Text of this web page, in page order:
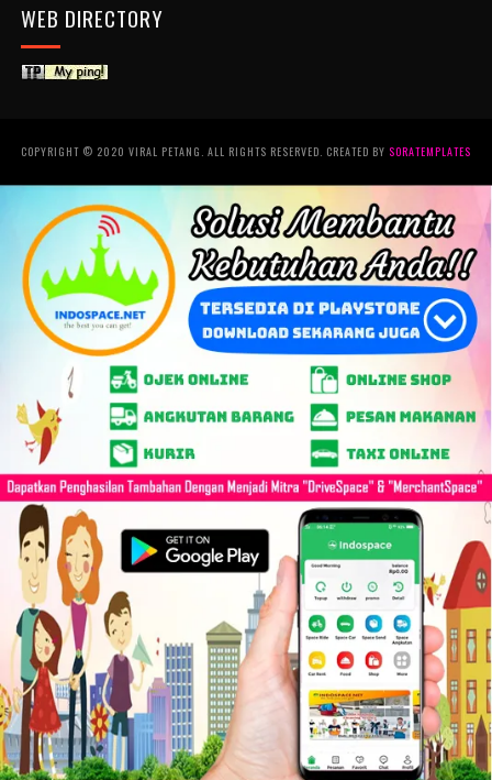
WEB DIRECTORY
COPYRIGHT © 2020 VIRAL PETANG. ALL RIGHTS RESERVED. CREATED BY SORATEMPLATES